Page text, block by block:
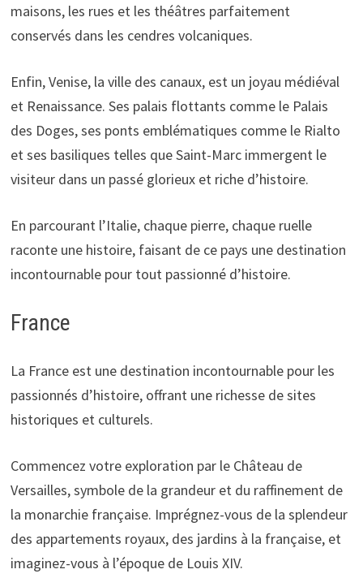
maisons, les rues et les théâtres parfaitement
conservés dans les cendres volcaniques.
Enfin, Venise, la ville des canaux, est un joyau médiéval
et Renaissance. Ses palais flottants comme le Palais
des Doges, ses ponts emblématiques comme le Rialto
et ses basiliques telles que Saint-Marc immergent le
visiteur dans un passé glorieux et riche d’histoire.
En parcourant l’Italie, chaque pierre, chaque ruelle
raconte une histoire, faisant de ce pays une destination
incontournable pour tout passionné d’histoire.
France
La France est une destination incontournable pour les
passionnés d’histoire, offrant une richesse de sites
historiques et culturels.
Commencez votre exploration par le Château de
Versailles, symbole de la grandeur et du raffinement de
la monarchie française. Imprégnez-vous de la splendeur
des appartements royaux, des jardins à la française, et
imaginez-vous à l’époque de Louis XIV.